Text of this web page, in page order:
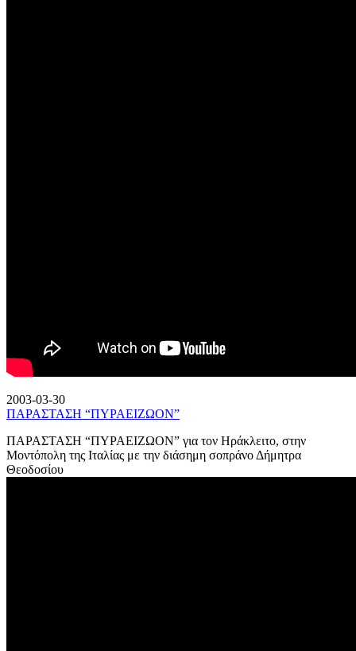
2003-03-30
ΠΑΡΑΣΤΑΣΗ “ΠΥΡΑΕΙΖΩΟΝ”
ΠΑΡΑΣΤΑΣΗ “ΠΥΡΑΕΙΖΩΟΝ” για τον Ηράκλειτο, στην
Μοντόπολη της Ιταλίας με την διάσημη σοπράνο Δήμητρα
Θεοδοσίου